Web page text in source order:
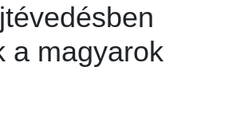
a magyarok